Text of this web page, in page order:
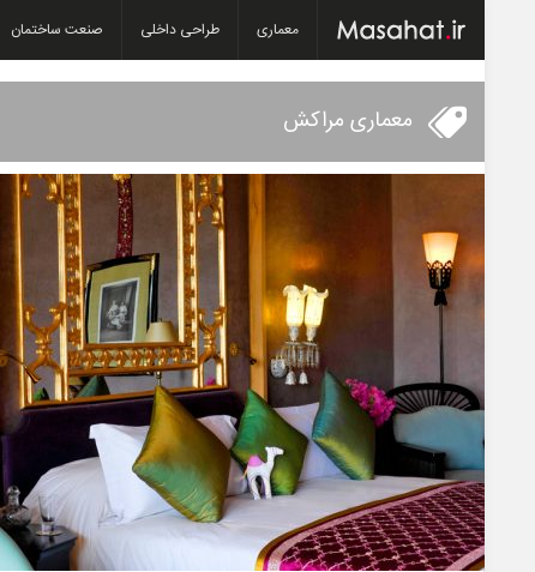
معماری طراحی داخلی صنعت ساختمان
معماری مراکش